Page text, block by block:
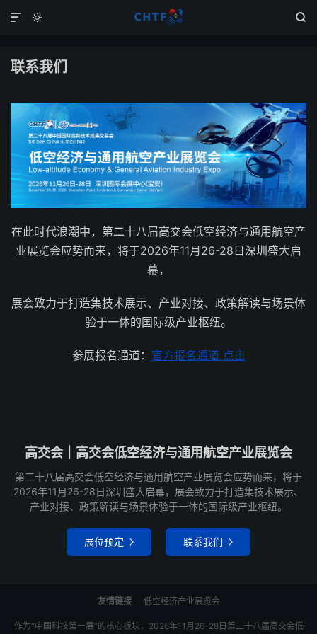
 

联系我们
在此时代浪潮中，第二十八届高交会低空经济与通用航空产
业展览会应势而来，将于2026年11月26-28日深圳盛大启
幕，
展会致力于打造集技术展示、产业对接、政策解读与场景体
验于一体的国际级产业枢纽。
参展报名通道： 官方报名通道 点击
高交会｜高交会低空经济与通用航空产业展览会
第二十八届高交会低空经济与通用航空产业展览会应势而来，将于
2026年11月26-28日深圳盛大启幕，展会致力于打造集技术展示、
产业对接、政策解读与场景体验于一体的国际级产业枢纽。
展位预定  联系我们 
友情链接 低空经济产业展览会
作为“中国科技第一展”的核心板块，2026年11月26-28日第二十八届高交会低